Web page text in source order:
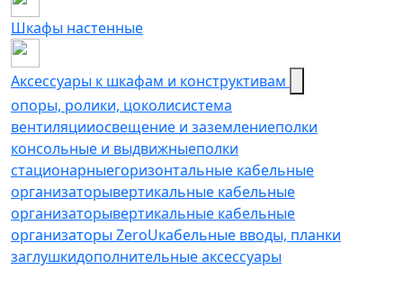
Шкафы настенные
Аксессуары к шкафам и конструктивам
опоры, ролики, цоколиcистема
вентиляцииосвещение и заземлениеполки
консольные и выдвижныеполки
стационарныегоризонтальные кабельные
организаторывертикальные кабельные
организаторывертикальные кабельные
организаторы ZeroUкабельные вводы, планки
заглушкидополнительные аксессуары